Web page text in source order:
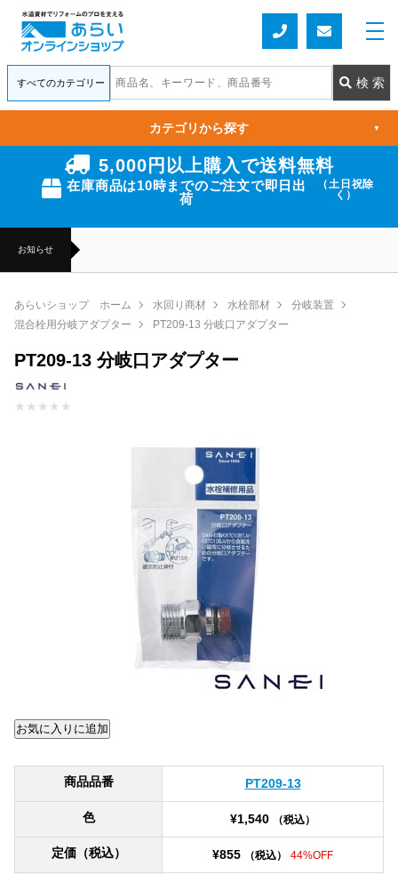
5,000円以上購入で送料無料
在庫商品は10時までのご注文で即日出
荷
（土日祝除
く）
お知らせ
カテゴリから探す ▼
あらいショップ ホーム 水回り商材 水栓部材
分岐装置
混合栓用分岐アダプター
PT209-13 分岐口アダプター
PT209-13 分岐口アダプター
★ ★ ★ ★ ★
商品品番 PT209-13
色 ¥1,540 （税込）
定価（税込） ¥855 （税込） 44%OFF